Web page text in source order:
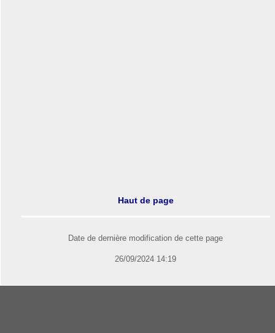
Haut de page
Date de dernière modification de cette page
26/09/2024 14:19